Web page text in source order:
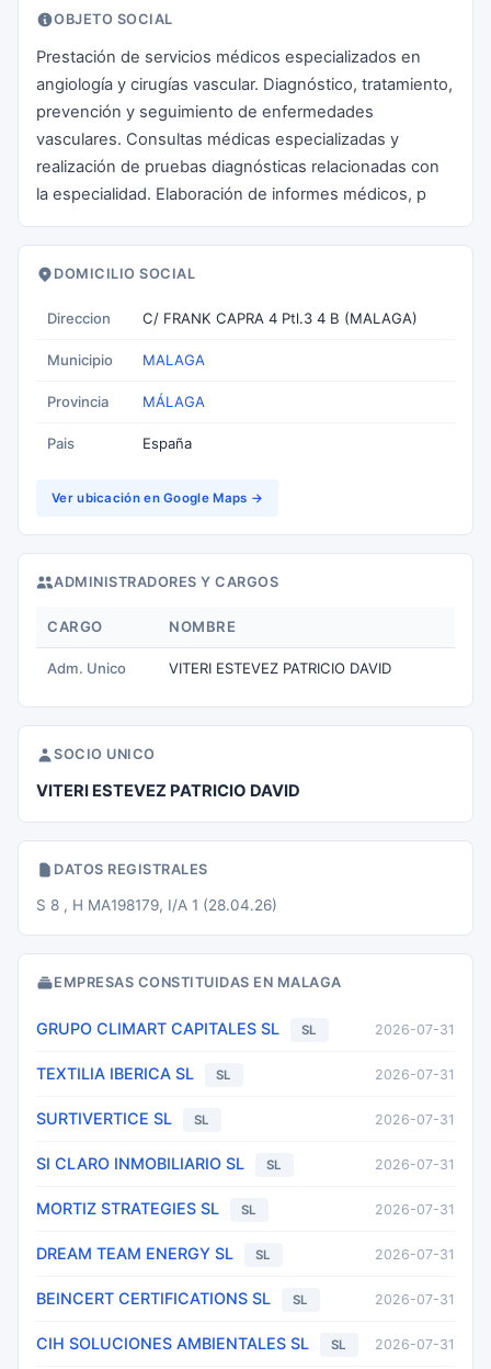
OBJETO SOCIAL
Prestación de servicios médicos especializados en
angiología y cirugías vascular. Diagnóstico, tratamiento,
prevención y seguimiento de enfermedades
vasculares. Consultas médicas especializadas y
realización de pruebas diagnósticas relacionadas con
la especialidad. Elaboración de informes médicos, p
DOMICILIO SOCIAL
Direccion C/ FRANK CAPRA 4 Ptl.3 4 B (MALAGA)
Municipio MALAGA
Provincia MÁLAGA
Pais España
Ver ubicación en Google Maps →
ADMINISTRADORES Y CARGOS
CARGO NOMBRE
Adm. Unico VITERI ESTEVEZ PATRICIO DAVID
SOCIO UNICO
VITERI ESTEVEZ PATRICIO DAVID
DATOS REGISTRALES
S 8 , H MA198179, I/A 1 (28.04.26)
EMPRESAS CONSTITUIDAS EN MALAGA
GRUPO CLIMART CAPITALES SL SL 2026-07-31
TEXTILIA IBERICA SL SL 2026-07-31
SURTIVERTICE SL SL 2026-07-31
SI CLARO INMOBILIARIO SL SL 2026-07-31
MORTIZ STRATEGIES SL SL 2026-07-31
DREAM TEAM ENERGY SL SL 2026-07-31
BEINCERT CERTIFICATIONS SL SL 2026-07-31
CIH SOLUCIONES AMBIENTALES SL SL 2026-07-31